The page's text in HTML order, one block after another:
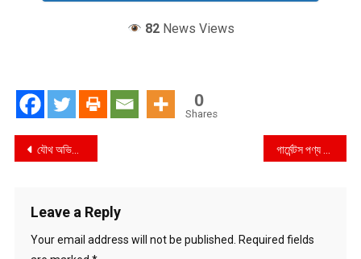
82News Views
0
Shares
Post
যৌথ অভিযানে রুট পারমিটবিহীন ৩ বাস জব্দ, মাতুয়াইল ভাগাড়ে ডাম্পিং গার্মেন্টস পণ্য লুটের সংঘবদ্ধ চক্রের গডফাদার শাহেদ @সাঈদ @বদ্দা’সহ ৪ সদস্যকে গ্রেফতার করেছে র‍্যাব, কাভার্ড ভ্যান জব্দ
Leave a Reply
Your email address will not be published. Required fields